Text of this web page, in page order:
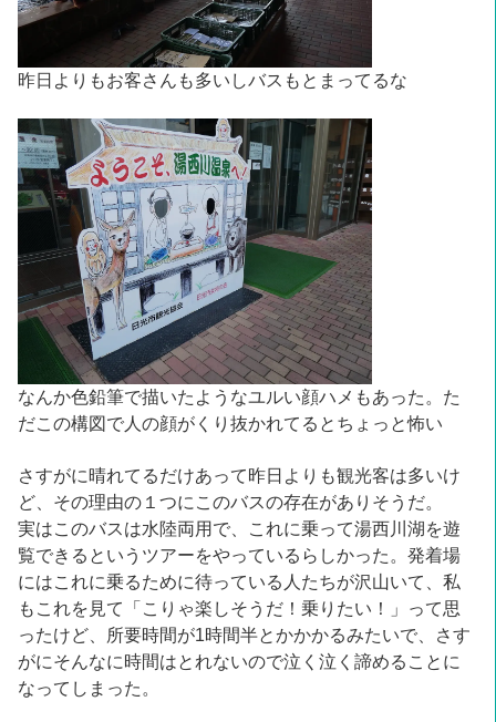
昨日よりもお客さんも多いしバスもとまってるな
なんか色鉛筆で描いたようなユルい顔ハメもあった。た
だこの構図で人の顔がくり抜かれてるとちょっと怖い
さすがに晴れてるだけあって昨日よりも観光客は多いけ
ど、その理由の１つにこのバスの存在がありそうだ。
実はこのバスは水陸両用で、これに乗って湯西川湖を遊
覧できるというツアーをやっているらしかった。発着場
にはこれに乗るために待っている人たちが沢山いて、私
もこれを見て「こりゃ楽しそうだ！乗りたい！」って思
ったけど、所要時間が1時間半とかかかるみたいで、さす
がにそんなに時間はとれないので泣く泣く諦めることに
なってしまった。